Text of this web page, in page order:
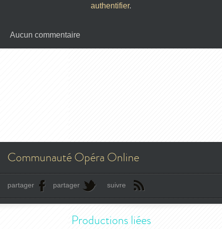
authentifier.
Aucun commentaire
Communauté Opéra Online
partager partager suivre
Productions liées